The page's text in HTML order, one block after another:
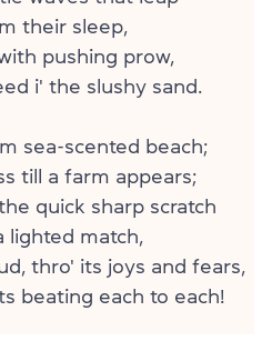
their sleep,
pushing prow,
i' the slushy sand.
sea-scented beach;
till a farm appears;
quick sharp scratch
lighted match,
thro' its joys and fears,
beating each to each!